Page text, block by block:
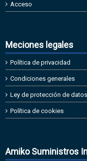
Acceso
Meciones legales
Política de privacidad
Condiciones generales
Ley de protección de datos
Política de cookies
Amiko Suministros